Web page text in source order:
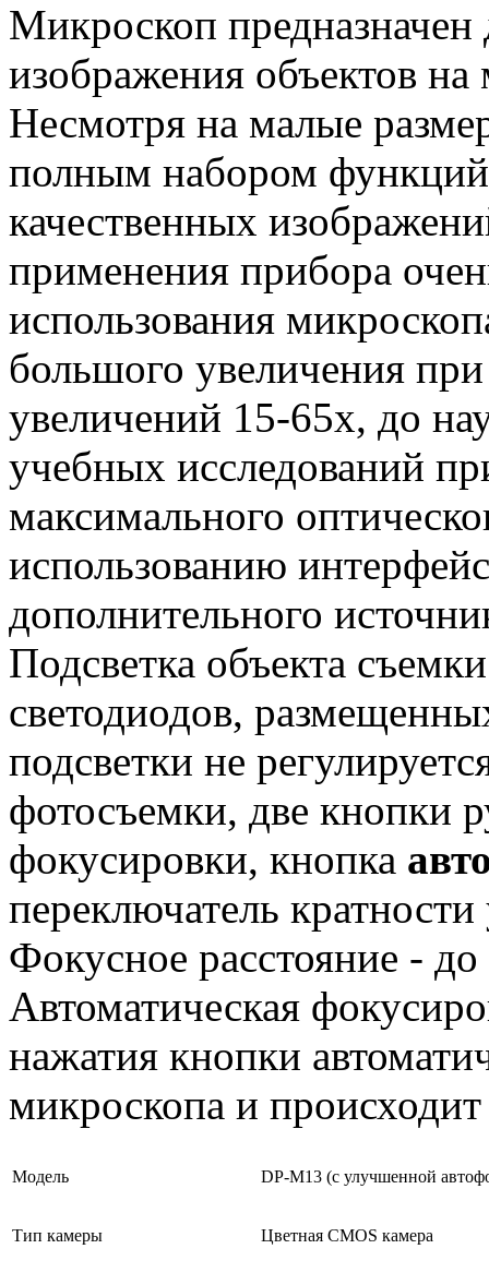
Микроскоп предназначен
изображения объектов
Несмотря на малые
полным набором
качественных
применения прибора
использования
большого увеличения
увеличений 15-65х, до
учебных исследований
максимального
использованию
дополнительного
Подсветка объекта
светодиодов,
подсветки не
фотосъемки, две кнопки
фокусировки, кнопка
переключатель
Фокусное расстояние -
Автоматическая
нажатия кнопки
микроскопа и
Модель DP-M13 (с улучшенной
Тип камеры Цветная CMOS камера